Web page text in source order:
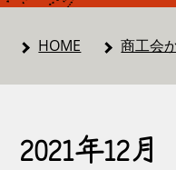
HOME 商工会
2021年12月